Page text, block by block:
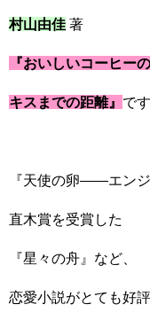
村山由佳 著
『おいしいコーヒー
キスまでの距離』 です
『天使の卵――エンジ
直木賞を受賞した
『星々の舟』など、
恋愛小説がとても好